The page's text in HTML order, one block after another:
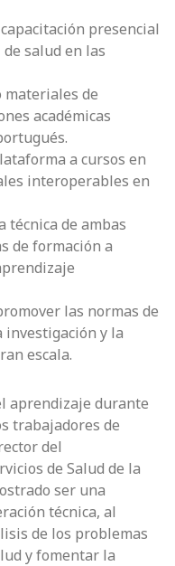
presencial
salud en las
de
académicas
a cursos en
interoperables en
técnica de ambas
de formación a
las normas de
investigación y la
escala.
aprendizaje durante
trabajadores de
del
de Salud de la
ser una
técnica, al
de los problemas
y fomentar la